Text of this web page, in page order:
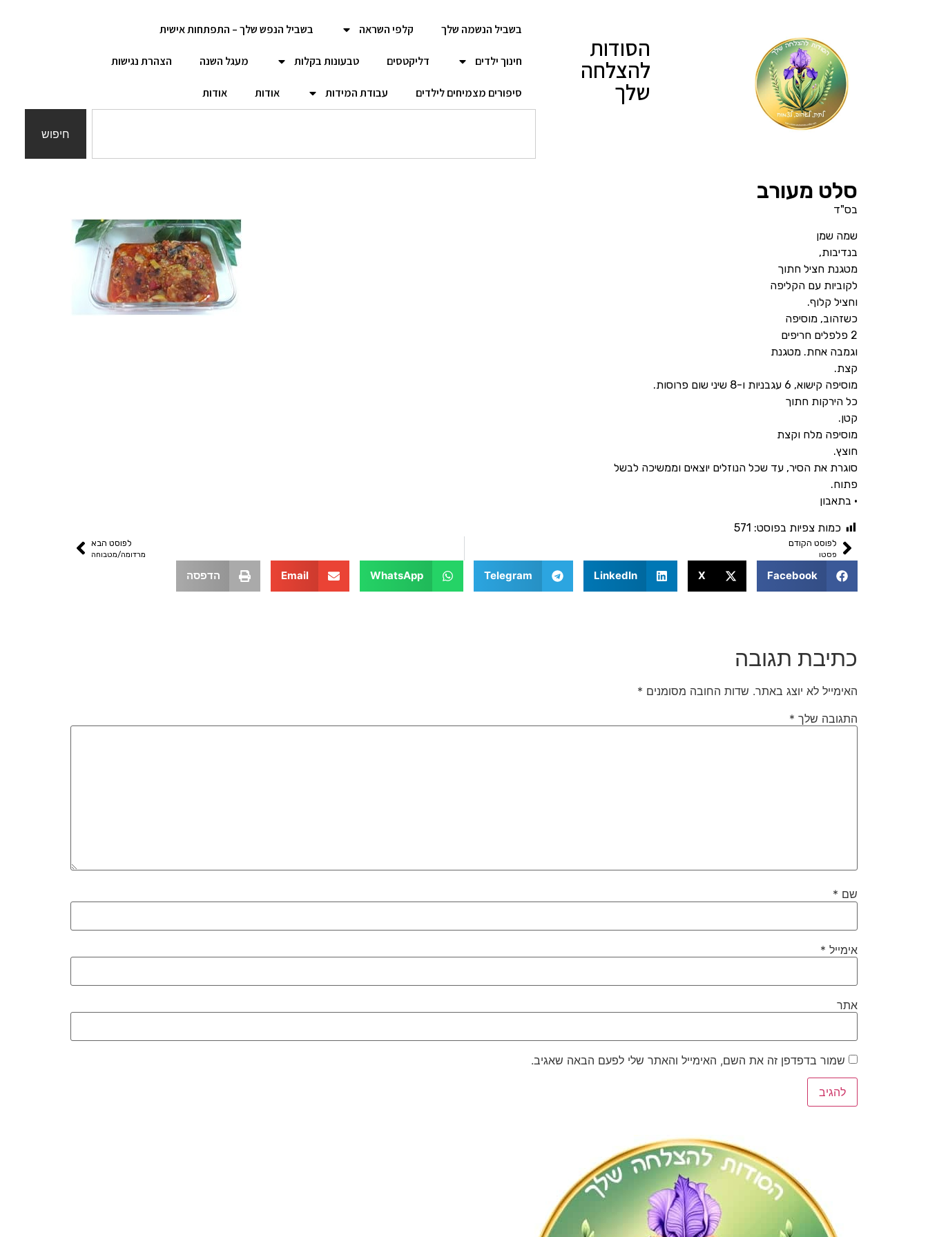
הסודות
להצלחה
שלך
בשביל הנשמה שלך קלפי השראה בשביל הנפש שלך – התפתחות אישית
חינוך ילדים דליקטסים טבעונות בקלות מעגל השנה הצהרת נגישות
סיפורים מצמיחים לילדים עבודת המידות אודות אודות
חיפוש
סלט מעורב
בס"ד
שמה שמן
בנדיבות,
מטגנת חציל חתוך
לקוביות עם הקליפה
וחציל קלוף.
כשזהוב, מוסיפה
2 פלפלים חריפים
וגמבה אחת. מטגנת
קצת.
מוסיפה קישוא, 6 עגבניות ו-8 שיני שום פרוסות.
כל הירקות חתוך
קטן.
מוסיפה מלח וקצת
חוצץ.
סוגרת את הסיר, עד שכל הנוזלים יוצאים וממשיכה לבשל
פתוח.
• בתאבון
כמות צפיות בפוסט: 571
לפוסט הקודם
פסטו
לפוסט הבא
מרדומה/מטבוחה
Facebook
X
LinkedIn
Telegram
WhatsApp
Email הדפסה
כתיבת תגובה
האימייל לא יוצג באתר. שדות החובה מסומנים *
התגובה שלך *
שם *
אימייל *
אתר
שמור בדפדפן זה את השם, האימייל והאתר שלי לפעם הבאה שאגיב.